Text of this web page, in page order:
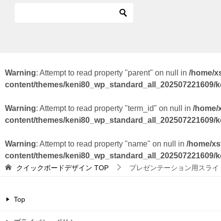
Warning: Attempt to read property "parent" on null in /home/
content/themes/keni80_wp_standard_all_202507221609/
Warning: Attempt to read property "term_id" on null in /home/
content/themes/keni80_wp_standard_all_202507221609/
Warning: Attempt to read property "name" on null in /home/
content/themes/keni80_wp_standard_all_202507221609/
クイックボードデザイン TOP プレゼンテーション用スラ
Top